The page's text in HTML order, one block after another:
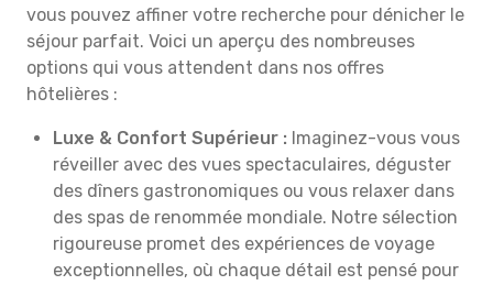
vous pouvez affiner votre recherche pour dénicher le
séjour parfait. Voici un aperçu des nombreuses
options qui vous attendent dans nos offres
hôtelières :
Luxe & Confort Supérieur : Imaginez-vous vous
réveiller avec des vues spectaculaires, déguster
des dîners gastronomiques ou vous relaxer dans
des spas de renommée mondiale. Notre sélection
rigoureuse promet des expériences de voyage
exceptionnelles, où chaque détail est pensé pour